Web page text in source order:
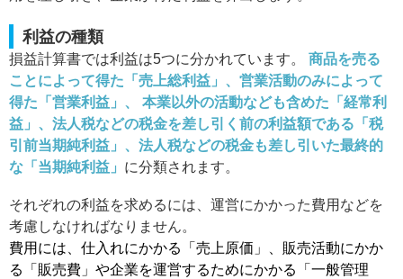
利益の種類
損益計算書では利益は5つに分かれています。 商品を売る
ことによって得た「売上総利益」、営業活動のみによって
得た「営業利益」、 本業以外の活動なども含めた「経常利
益」、法人税などの税金を差し引く前の利益額である「税
引前当期純利益」、法人税などの税金も差し引いた最終的
な「当期純利益」 に分類されます。
それぞれの利益を求めるには、運営にかかった費用などを
考慮しなければなりません。
費用には、仕入れにかかる「売上原価」、販売活動にかか
る「販売費」や企業を運営するためにかかる「一般管理